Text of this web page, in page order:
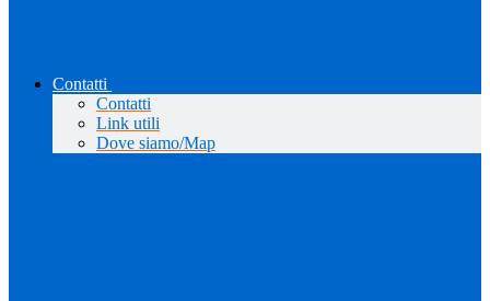
Contatti
Contatti
Link utili
Dove siamo/Map